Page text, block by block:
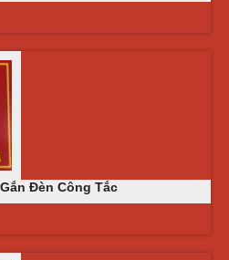
Đèn Công Tắc